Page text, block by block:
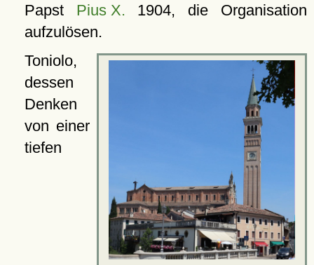
Papst Pius X. 1904, die Organisation
aufzulösen.
Toniolo,
dessen
Denken
von einer
tiefen